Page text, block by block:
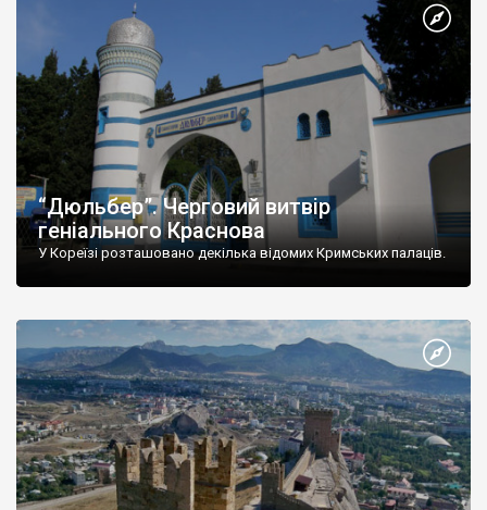
“Дюльбер”. Черговий витвір
геніального Краснова
У Кореїзі розташовано декілька відомих Кримських палаців.